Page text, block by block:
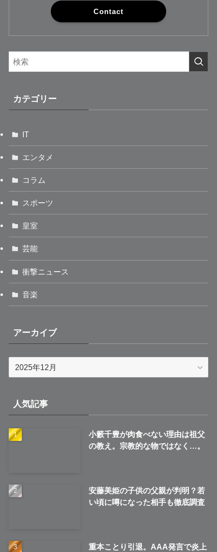
Contact
カテゴリー
IT
エンタメ
コラム
スポーツ
皇室
芸能
衝撃ニュース
音楽
アーカイブ
ブ
人気記事
小籔千豊が肉食べない理由は祖父
の教え。宗教的な物ではなく…。
安藤美姫の子供の父親が判明？若
い頃に噂になった相手も徹底調査
重本ことり引退。AAA発言で炎上